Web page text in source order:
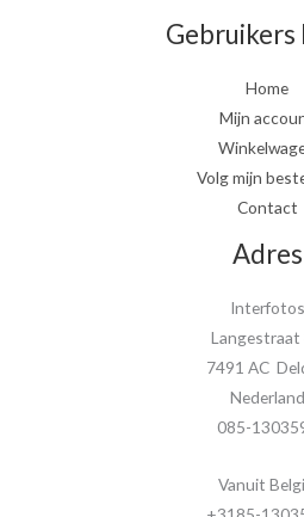
Gebruikers
Home
Mijn
Volg mijn
Contact
Adres
Interfotos
Langestraat
7491 AC
Nederland
085-
Vanuit